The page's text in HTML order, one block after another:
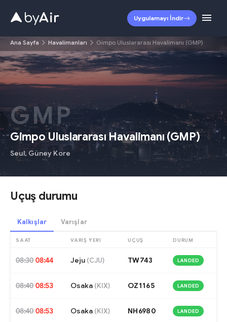
Uygulamayı İndir
Ana Sayfa Havalimanları Gimpo Uluslararası Havalimanı (GMP)
GMP
Gimpo Uluslararası Havalimanı(GMP)
Seul, Güney Kore
Uçuş durumu
Kalkışlar Varışlar
SAAT VARIŞ YERI UÇUŞ DURUM
08:30 08:44 Jeju (CJU) TW743 LANDED
08:40 08:53 Osaka (KIX) OZ1165 LANDED
08:40 08:53 Osaka (KIX) NH6980 LANDED